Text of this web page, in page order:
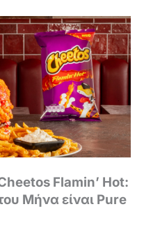
Flamin’ Hot:
Μήνα είναι Pure